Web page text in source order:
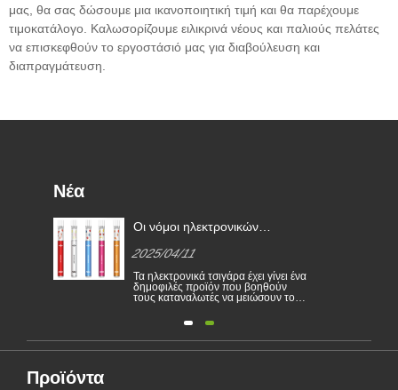
μας, θα σας δώσουμε μια ικανοποιητική τιμή και θα παρέχουμε
τιμοκατάλογο. Καλωσορίζουμε ειλικρινά νέους και παλιούς πελάτες
να επισκεφθούν το εργοστάσιό μας για διαβούλευση και
διαπραγμάτευση.
Νέα
Οι νόμοι ηλεκτρονικών
2025/04/11
Τα ηλεκτρονικά τσιγάρα έχει γίνει ένα
δημοφιλές προϊόν που βοηθούν
τους καταναλωτές να μειώσουν το
κάπνισμα. Αυτό το άρθρο απεικονίζει
ηλεκτρονικών τσιγάρων σύμφωνα με
διαφορετικές χώρες. Επιπλέον,
Προϊόντα